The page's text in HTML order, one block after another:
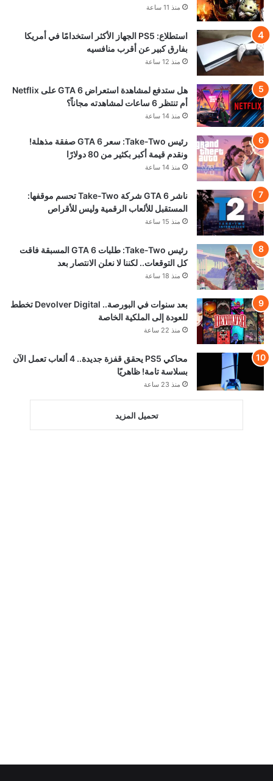
منذ 11 ساعة
استطلاع: PS5 الجهاز الأكثر استخدامًا في أمريكا
بفارق كبير عن أقرب منافسيه
منذ 12 ساعة
هل ستدفع لمشاهدة استعراض GTA 6 على Netflix
أم تنتظر 6 ساعات لمشاهدته مجاناً؟
منذ 14 ساعة
رئيس Take-Two: سعر GTA 6 صفقة مذهلة!
ونقدم قيمة أكبر بكثير من 80 دولارًا
منذ 14 ساعة
ناشر GTA 6 شركة Take-Two تحسم موقفها:
المستقبل للألعاب الرقمية وليس للأقراص
منذ 15 ساعة
رئيس Take-Two: طلبات GTA 6 المسبقة فاقت
كل التوقعات.. لكننا لا نعلن الانتصار بعد
منذ 18 ساعة
بعد سنوات في البورصة.. Devolver Digital تخطط
للعودة إلى الملكية الخاصة
منذ 22 ساعة
محاكي PS5 يحقق قفزة جديدة.. 4 ألعاب تعمل الآن
بسلاسة تامة! ظاهريًا
منذ 23 ساعة
تحميل المزيد